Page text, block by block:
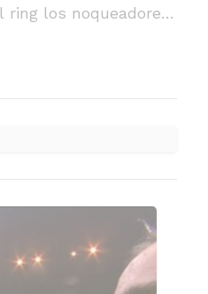
ring los noqueadores